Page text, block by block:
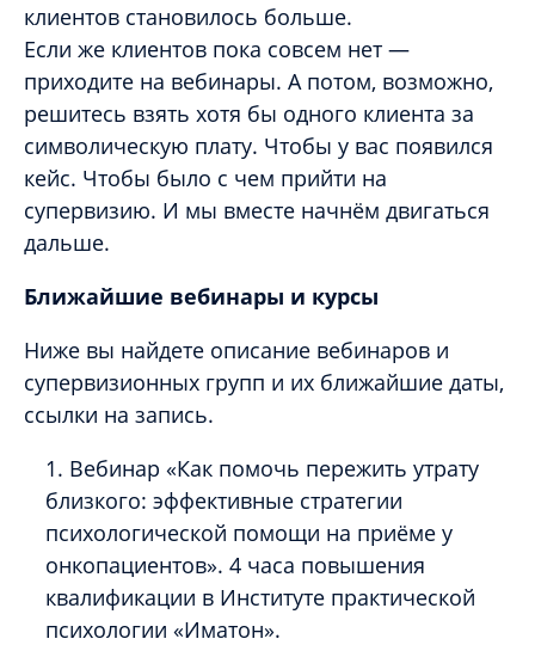
клиентов становилось больше.
Если же клиентов пока совсем нет —
приходите на вебинары. А потом, возможно,
решитесь взять хотя бы одного клиента за
символическую плату. Чтобы у вас появился
кейс. Чтобы было с чем прийти на
супервизию. И мы вместе начнём двигаться
дальше.
Ближайшие вебинары и курсы
Ниже вы найдете описание вебинаров и
супервизионных групп и их ближайшие даты,
ссылки на запись.
Вебинар «Как помочь пережить утрату
близкого: эффективные стратегии
психологической помощи на приёме у
онкопациентов». 4 часа повышения
квалификации в Институте практической
психологии «Иматон».